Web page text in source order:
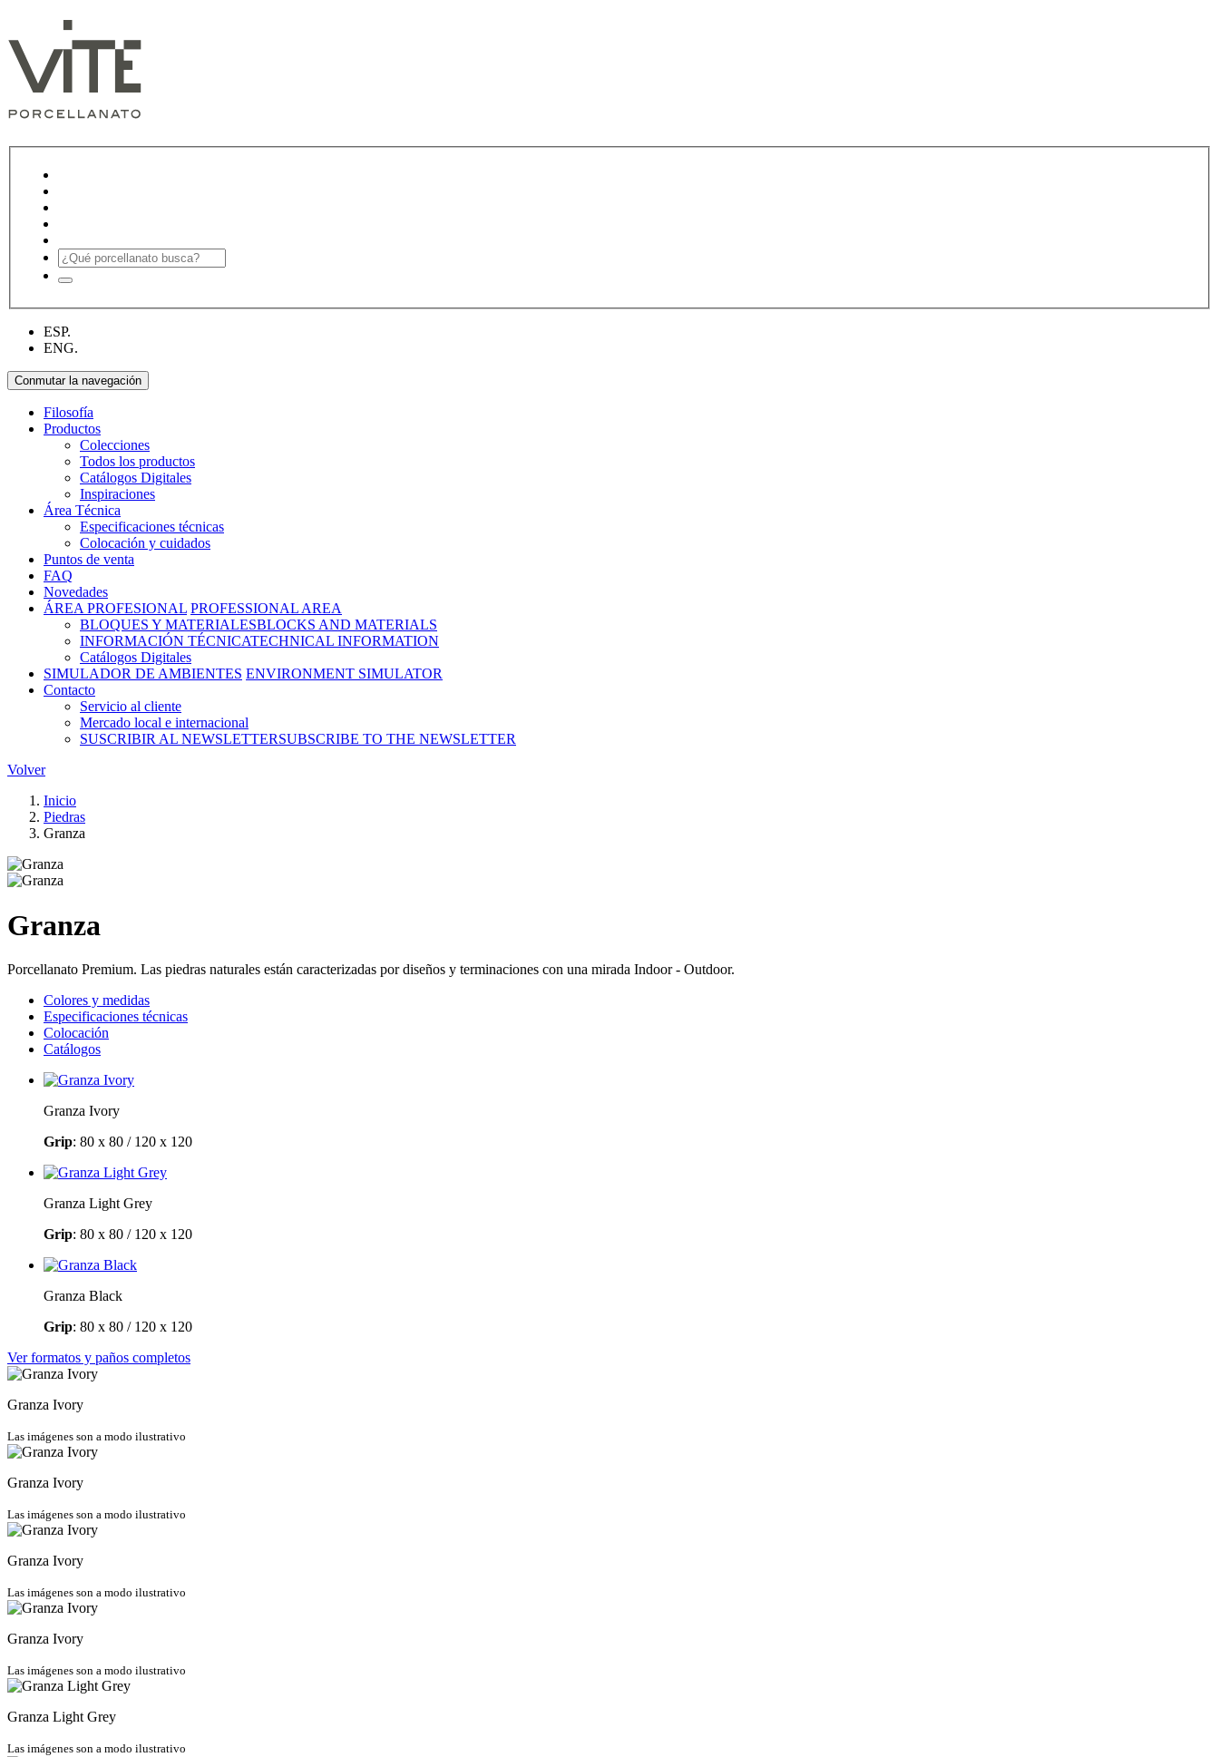
ESP.
ENG.
Conmutar la navegación
Filosofía
Productos
Colecciones
Todos los productos
Catálogos Digitales
Inspiraciones
Área Técnica
Especificaciones técnicas
Colocación y cuidados
Puntos de venta
FAQ
Novedades
ÁREA PROFESIONAL PROFESSIONAL AREA
BLOQUES Y MATERIALESBLOCKS AND MATERIALS
INFORMACIÓN TÉCNICATECHNICAL INFORMATION
Catálogos Digitales
SIMULADOR DE AMBIENTES ENVIRONMENT SIMULATOR
Contacto
Servicio al cliente
Mercado local e internacional
SUSCRIBIR AL NEWSLETTERSUBSCRIBE TO THE NEWSLETTER
Volver
Inicio
Piedras
Granza
Granza
Porcellanato Premium. Las piedras naturales están caracterizadas por diseños y terminaciones con una mirada Indoor - Outdoor.
Colores y medidas
Especificaciones técnicas
Colocación
Catálogos
Granza Ivory
Grip: 80 x 80 / 120 x 120
Granza Light Grey
Grip: 80 x 80 / 120 x 120
Granza Black
Grip: 80 x 80 / 120 x 120
Ver formatos y paños completos
Granza Ivory
Las imágenes son a modo ilustrativo
Granza Ivory
Las imágenes son a modo ilustrativo
Granza Ivory
Las imágenes son a modo ilustrativo
Granza Ivory
Las imágenes son a modo ilustrativo
Granza Light Grey
Las imágenes son a modo ilustrativo